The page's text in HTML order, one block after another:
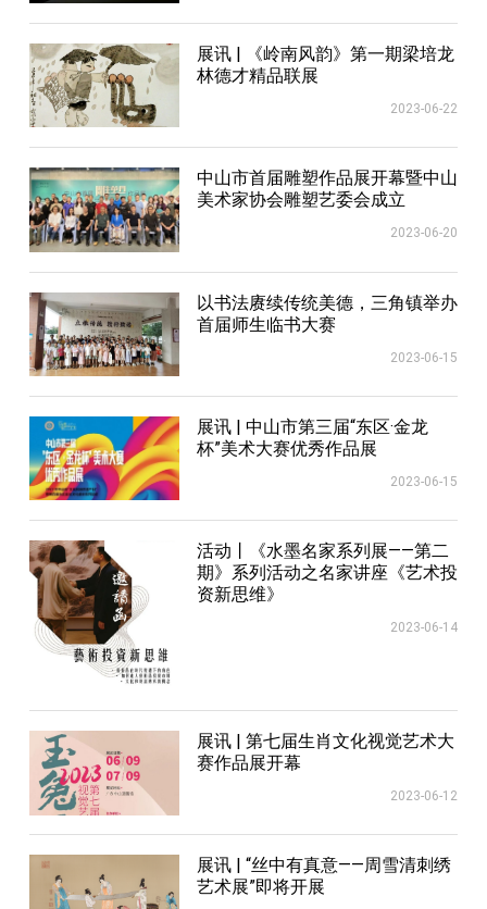
展讯 | 《岭南风韵》第一期梁培龙
林德才精品联展
2023-06-22
中山市首届雕塑作品展开幕暨中山
美术家协会雕塑艺委会成立
2023-06-20
以书法赓续传统美德，三角镇举办
首届师生临书大赛
2023-06-15
展讯 | 中山市第三届“东区·金龙
杯”美术大赛优秀作品展
2023-06-15
活动丨《水墨名家系列展——第二
期》系列活动之名家讲座《艺术投
资新思维》
2023-06-14
展讯 | 第七届生肖文化视觉艺术大
赛作品展开幕
2023-06-12
展讯 | “丝中有真意——周雪清刺绣
艺术展”即将开展